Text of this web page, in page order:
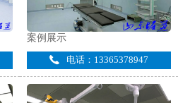
案例展示
电话：13365378947